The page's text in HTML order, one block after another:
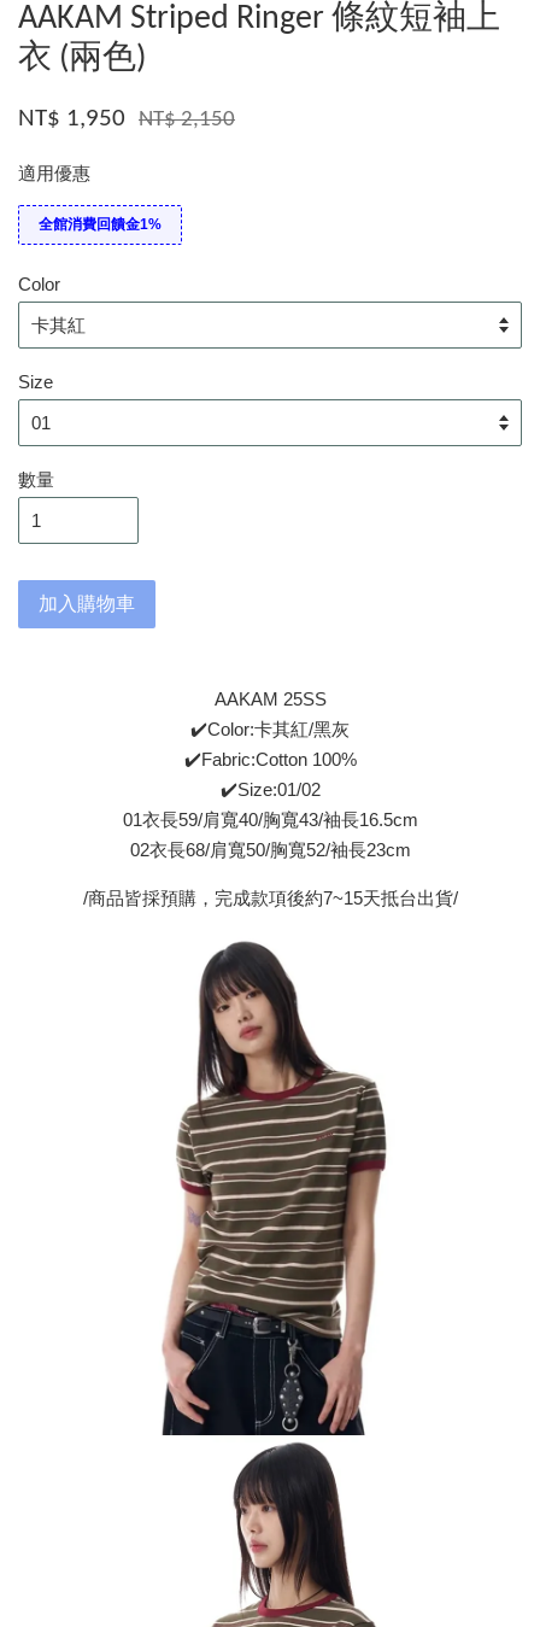
AAKAM Striped Ringer 條紋短袖上
衣 (兩色)
NT$ 1,950 NT$ 2,150
適用優惠
全館消費回饋金1%
Color
Size
數量
加入購物車
AAKAM 25SS
✔️Color:卡其紅/黑灰
✔️Fabric:Cotton 100%
✔️Size:01/02
01衣長59/肩寬40/胸寬43/袖長16.5cm
02衣長68/肩寬50/胸寬52/袖長23cm
/商品皆採預購，完成款項後約7~15天抵台出貨/